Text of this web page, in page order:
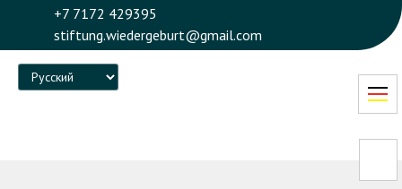
+7 7172 429395
stiftung.wiedergeburt@gmail.com
Language